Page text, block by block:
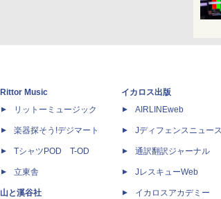
Rittor Music
リットーミュージック
楽器探そう!デジマート
TシャツPOD T-OD
立東舎
山と溪谷社
イカロス出版
AIRLINEweb
Jディフェンスニュース
通訳翻訳ジャーナル
JレスキューWeb
イカロスアカデミー